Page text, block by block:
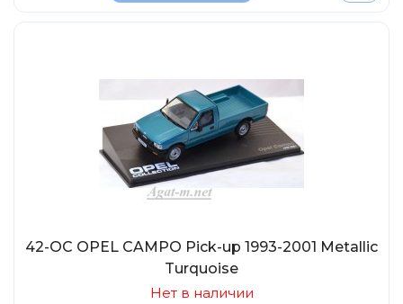
42-OC OPEL CAMPO Pick-up 1993-2001 Metallic
Turquoise
Нет в наличии